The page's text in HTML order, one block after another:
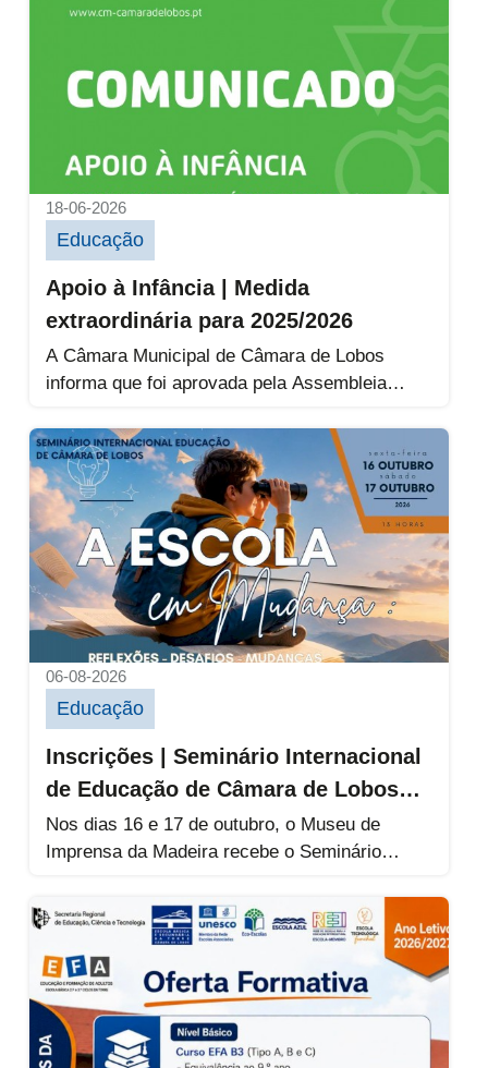
18-06-2026
Educação
Apoio à Infância | Medida
extraordinária para 2025/2026
A Câmara Municipal de Câmara de Lobos
informa que foi aprovada pela Assembleia
Inscrições | Seminário Internacional de
06-08-2026
Educação
Inscrições | Seminário Internacional
de Educação de Câmara de Lobos
2026
Nos dias 16 e 17 de outubro, o Museu de
Imprensa da Madeira recebe o Seminário
Oferta Formativa de Educação de Adultos